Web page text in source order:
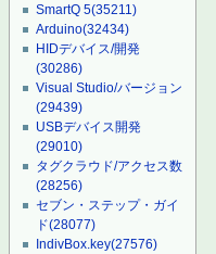
SmartQ 5(35211)
Arduino(32434)
HIDデバイス/開発
(30286)
Visual Studio/バージョン
(29439)
USBデバイス開発
(29010)
タグクラウド/アクセス数
(28256)
セブン・ステップ・ガイ
ド(28077)
IndivBox.key(27576)